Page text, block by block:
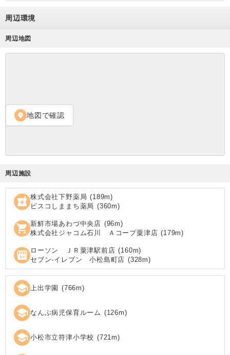
周辺環境
周辺地図
location_on 地図で確認
周辺施設
local_pharmacy 株式会社下野薬局 (189m)
ピスコしままち薬局 (360m)
shopping_cart 新鮮市場あわづ中央店 (96m)
株式会社ジャコム石川 Ａコープ粟津店 (179m)
local_convenience_store ローソン ＪＲ粟津駅前店 (160m)
セブン‐イレブン 小松島町店 (328m)
school 上出学園 (766m)
school なんぶ病児保育ルーム (126m)
school 小松市立符津小学校 (721m)